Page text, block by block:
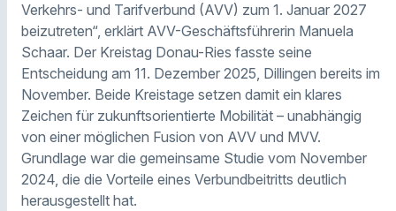
Verkehrs- und Tarifverbund (AVV) zum 1. Januar 2027
beizutreten“, erklärt AVV-Geschäftsführerin Manuela
Schaar. Der Kreistag Donau-Ries fasste seine
Entscheidung am 11. Dezember 2025, Dillingen bereits im
November. Beide Kreistage setzen damit ein klares
Zeichen für zukunftsorientierte Mobilität – unabhängig
von einer möglichen Fusion von AVV und MVV.
Grundlage war die gemeinsame Studie vom November
2024, die die Vorteile eines Verbundbeitritts deutlich
herausgestellt hat.